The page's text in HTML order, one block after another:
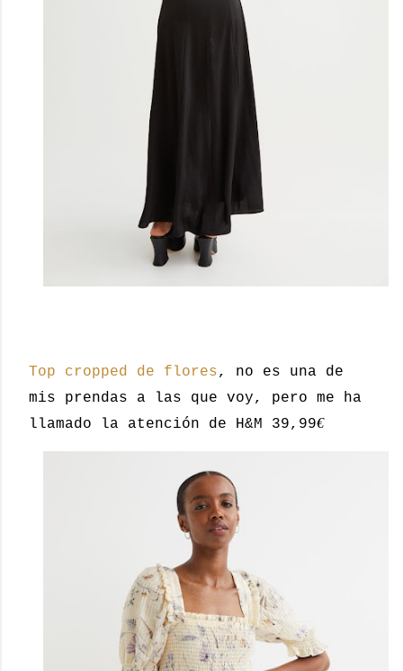
Top cropped de flores, no es una de
mis prendas a las que voy, pero me ha
llamado la atención de H&M 39,99€